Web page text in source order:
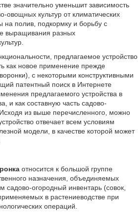
значительно уменьшит зависимость
овощных культур от климатических
на полив, подкормку и борьбу с
выращивания разных
предлагаемое устройство
как новое применение прежде
с некоторыми конструктивными
патентный поиск в Интернете
предлагаемого устройства в
и как составную часть садово-
из выше перечисленного, можно
отвечает всем условиям
модели, в качестве которой может
относится к большой группе
назначения, объединяемых
огородный инвентарь (совок,
в растениеводстве при
операций.